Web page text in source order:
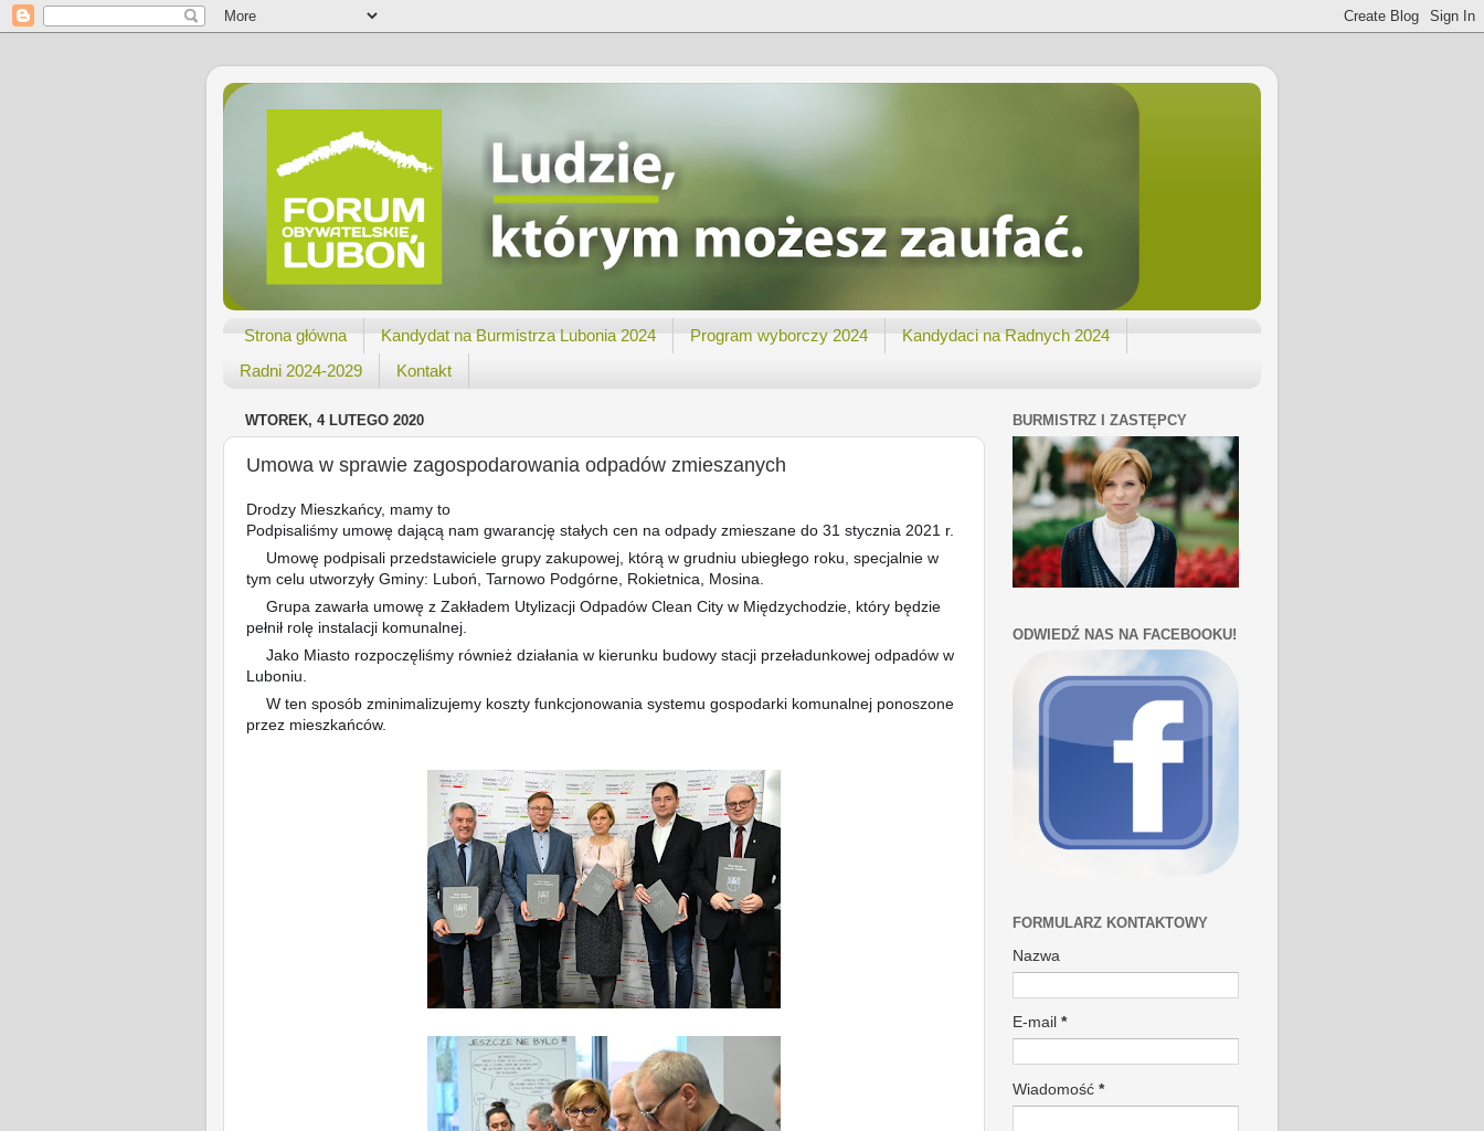
Strona główna Kandydat na Burmistrza Lubonia 2024 Program wyborczy 2024
Kandydaci na Radnych 2024
Radni 2024-2029
Kontakt
WTOREK, 4 LUTEGO 2020
Umowa w sprawie zagospodarowania odpadów zmieszanych
Drodzy Mieszkańcy, mamy to
Podpisaliśmy umowę dającą nam gwarancję stałych cen na odpady zmieszane do 31 stycznia 2021 r.
Umowę podpisali przedstawiciele grupy zakupowej, którą w grudniu ubiegłego roku, specjalnie w
tym celu utworzyły Gminy: Luboń, Tarnowo Podgórne, Rokietnica, Mosina.
Grupa zawarła umowę z Zakładem Utylizacji Odpadów Clean City w Międzychodzie, który będzie
pełnił rolę instalacji komunalnej.
Jako Miasto rozpoczęliśmy również działania w kierunku budowy stacji przeładunkowej odpadów w
Luboniu.
👉W ten sposób zminimalizujemy koszty funkcjonowania systemu gospodarki komunalnej ponoszone
przez mieszkańców.
BURMISTRZ I ZASTĘPCY
ODWIEDŹ NAS NA FACEBOOKU!
FORMULARZ KONTAKTOWY
Nazwa
E-mail *
Wiadomość *